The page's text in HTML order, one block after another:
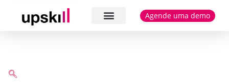
Agende uma demo